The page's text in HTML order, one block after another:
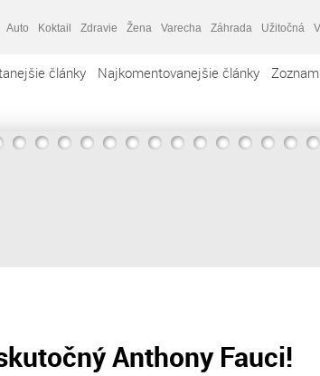
Auto Koktail Zdravie Žena Varecha Záhrada Užitočná
články Najkomentovanejšie články
Anthony Fauci!